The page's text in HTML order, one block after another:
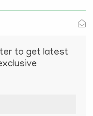
to get latest